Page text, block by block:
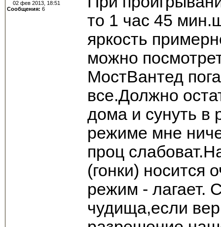
02 фев 2013, 18:51
Сообщения: 6
то 1 час 45
яркость
можно
МостВантед
все.Должно
дома и сунуть в
режиме мне
проц
(гонки) носится
режим - лагает.
чудища,если